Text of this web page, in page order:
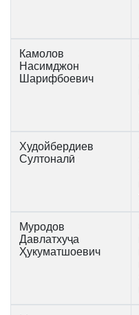
Камолов
Насимджон
Шарифбоевич
Худойбердиев
Султоналӣ
Муродов
Давлатхуҷа
Ҳукуматшоевич